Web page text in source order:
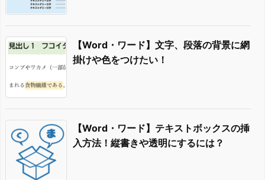
【Word・ワード】文字、段落の背景に網
掛けや色をつけたい！
【Word・ワード】テキストボックスの挿
入方法！縦書きや透明にするには？